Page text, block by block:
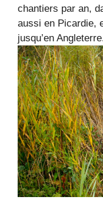
chantiers par an,
aussi en Picardie,
jusqu’en